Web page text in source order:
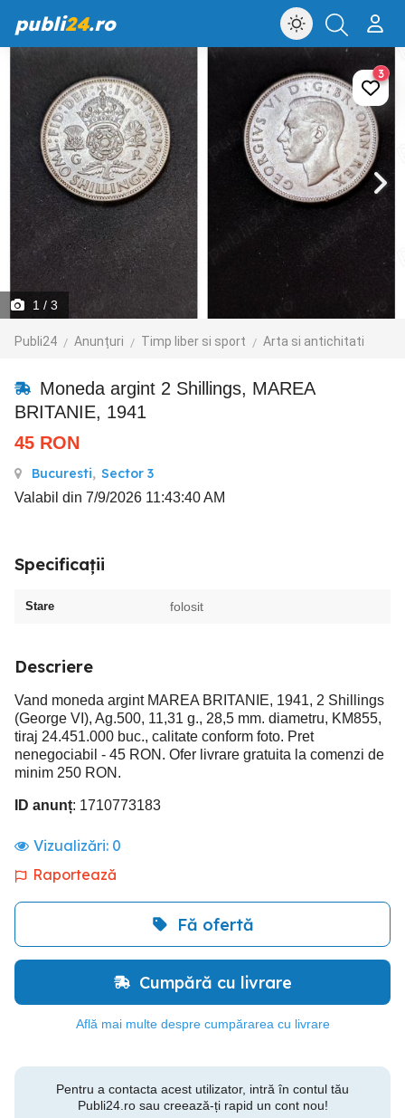
publi24.ro
1 / 3
Publi24 Anunțuri Timp liber si sport Arta si antichitati
3
Moneda argint 2 Shillings, MAREA
BRITANIE, 1941
45 RON
Bucuresti, Sector 3
Valabil din 7/9/2026 11:43:40 AM
Specificații
Stare folosit
Descriere
Vand moneda argint MAREA BRITANIE, 1941, 2 Shillings
(George VI), Ag.500, 11,31 g., 28,5 mm. diametru, KM855,
tiraj 24.451.000 buc., calitate conform foto. Pret
nenegociabil - 45 RON. Ofer livrare gratuita la comenzi de
minim 250 RON.
ID anunț: 1710773183
Vizualizări: 0
Raportează
Fă ofertă
Cumpără cu livrare
Află mai multe despre cumpărarea cu livrare
Pentru a contacta acest utilizator, intră în contul tău
Publi24.ro sau creează-ți rapid un cont nou!